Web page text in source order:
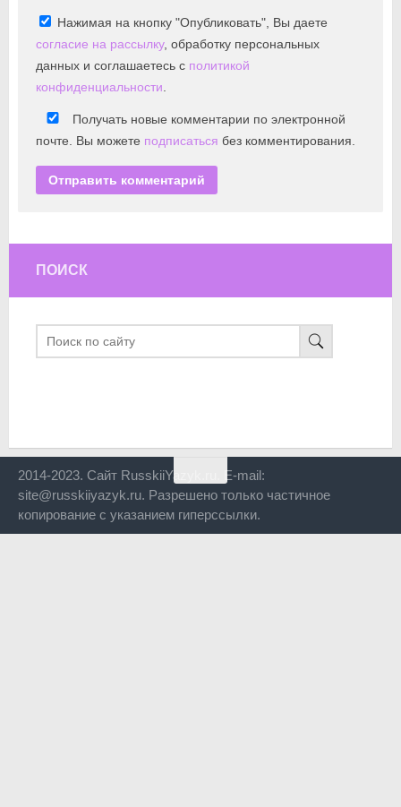
Нажимая на кнопку "Опубликовать", Вы даете
согласие на рассылку, обработку персональных
данных и соглашаетесь с политикой
конфиденциальности.
Получать новые комментарии по электронной
почте. Вы можете подписаться без комментирования.
ПОИСК
2014-2023. Сайт RusskiiYazyk.ru. E-mail:
site@russkiiyazyk.ru. Разрешено только частичное
копирование с указанием гиперссылки.